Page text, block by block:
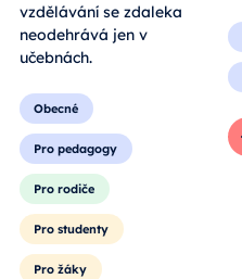
vzdělávání se zdaleka
neodehrává jen v
učebnách.
Obecné
Pro pedagogy
Pro rodiče
Pro studenty
Pro žáky